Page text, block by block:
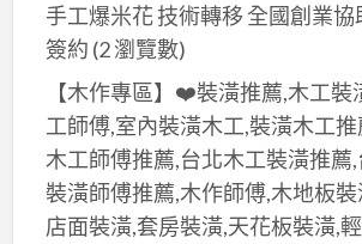
手工爆米花 技術轉移 全國創業協
簽約 (2 瀏覽數)
【木作專區】❤️裝潢推薦,木工裝
工師傅,室內裝潢木工,裝潢木工
木工師傅推薦,台北木工裝潢推薦
裝潢師傅推薦,木作師傅,木地板
店面裝潢,套房裝潢,天花板裝潢,